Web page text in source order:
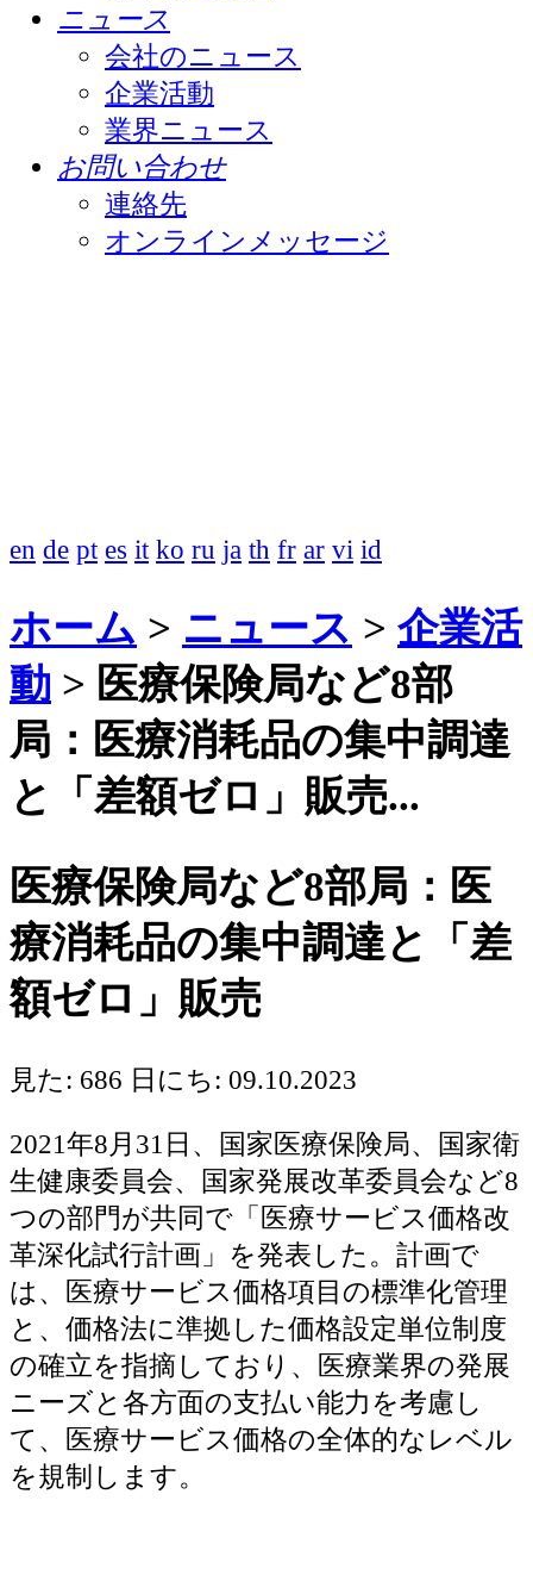
ニュース
会社のニュース
企業活動
業界ニュース
お問い合わせ
連絡先
オンラインメッセージ
en de pt es it ko ru ja th fr ar vi id
ホーム > ニュース > 企業活
動 > 医療保険局など8部
局：医療消耗品の集中調達
と「差額ゼロ」販売...
医療保険局など8部局：医
療消耗品の集中調達と「差
額ゼロ」販売
見た: 686 日にち: 09.10.2023
2021年8月31日、国家医療保険局、国家衛
生健康委員会、国家発展改革委員会など8
つの部門が共同で「医療サービス価格改
革深化試行計画」を発表した。計画で
は、医療サービス価格項目の標準化管理
と、価格法に準拠した価格設定単位制度
の確立を指摘しており、医療業界の発展
ニーズと各方面の支払い能力を考慮し
て、医療サービス価格の全体的なレベル
を規制します。